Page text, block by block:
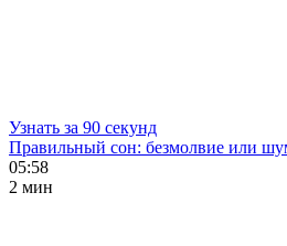
Узнать за 90 секунд
Правильный сон: безмолвие или
05:58
2 мин